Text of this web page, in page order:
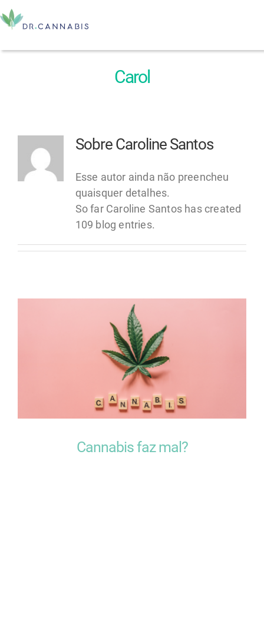
para
conteúdo
Quero Prescrever
Nossos Cursos
Minha Área
Carol
Sobre Caroline Santos
Esse autor ainda não preencheu
quaisquer detalhes.
So far Caroline Santos has created
109 blog entries.
Cannabis faz mal?